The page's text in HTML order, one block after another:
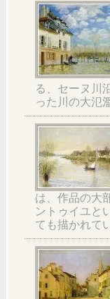
る、セーヌ川
った川の大氾
は、作品の大
ントゥイユと
ても描かれて